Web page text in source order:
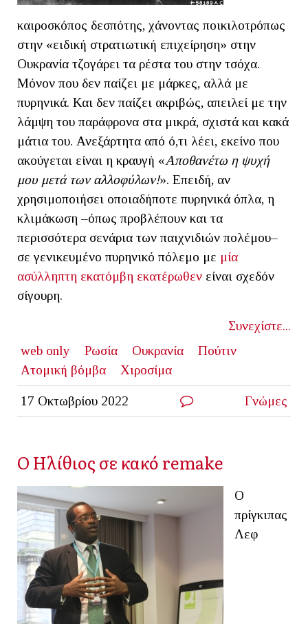
καιροσκόπος δεσπότης, χάνοντας ποικιλοτρόπως
στην «ειδική στρατιωτική επιχείρηση» στην
Ουκρανία τζογάρει τα ρέστα του στην τσόχα.
Μόνον που δεν παίζει με μάρκες, αλλά με
πυρηνικά. Και δεν παίζει ακριβώς, απειλεί με την
λάμψη του παράφρονα στα μικρά, σχιστά και κακά
μάτια του. Ανεξάρτητα από ό,τι λέει, εκείνο που
ακούγεται είναι η κραυγή «Αποθανέτω η ψυχή
μου μετά των αλλοφύλων!». Επειδή, αν
χρησιμοποιήσει οποιαδήποτε πυρηνικά όπλα, η
κλιμάκωση –όπως προβλέπουν και τα
περισσότερα σενάρια των παιχνιδιών πολέμου–
σε γενικευμένο πυρηνικό πόλεμο με μία
ασύλληπτη εκατόμβη εκατέρωθεν είναι σχεδόν
σίγουρη.
Συνεχίστε...
web only
Ρωσία Ουκρανία
Πούτιν
Ατομική βόμβα
Χιροσίμα
17 Οκτωβρίου 2022 Γνώμες
Ο Ηλίθιος σε κακό remake
Ο
πρίγκιπας
Λεφ